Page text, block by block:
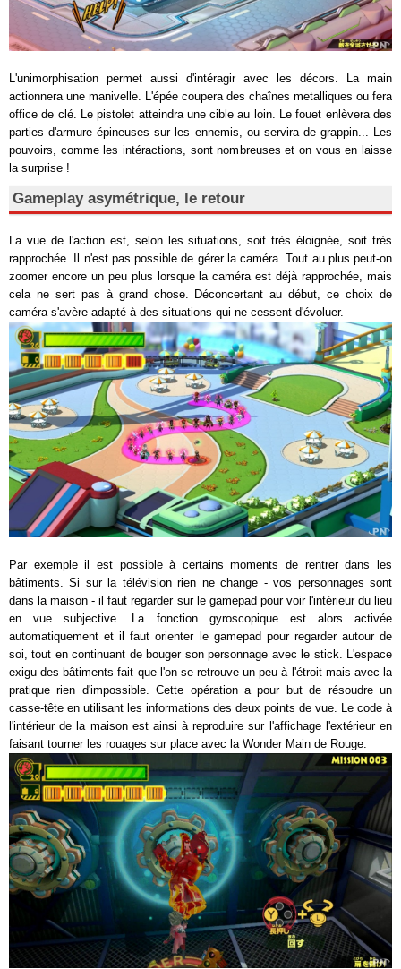
L'unimorphisation permet aussi d'intéragir avec les décors. La main
actionnera une manivelle. L'épée coupera des chaînes metalliques ou fera
office de clé. Le pistolet atteindra une cible au loin. Le fouet enlèvera des
parties d'armure épineuses sur les ennemis, ou servira de grappin... Les
pouvoirs, comme les intéractions, sont nombreuses et on vous en laisse
la surprise !
Gameplay asymétrique, le retour
La vue de l'action est, selon les situations, soit très éloignée, soit très
rapprochée. Il n'est pas possible de gérer la caméra. Tout au plus peut-on
zoomer encore un peu plus lorsque la caméra est déjà rapprochée, mais
cela ne sert pas à grand chose. Déconcertant au début, ce choix de
caméra s'avère adapté à des situations qui ne cessent d'évoluer.
Par exemple il est possible à certains moments de rentrer dans les
bâtiments. Si sur la télévision rien ne change - vos personnages sont
dans la maison - il faut regarder sur le gamepad pour voir l'intérieur du lieu
en vue subjective. La fonction gyroscopique est alors activée
automatiquement et il faut orienter le gamepad pour regarder autour de
soi, tout en continuant de bouger son personnage avec le stick. L'espace
exigu des bâtiments fait que l'on se retrouve un peu à l'étroit mais avec la
pratique rien d'impossible. Cette opération a pour but de résoudre un
casse-tête en utilisant les informations des deux points de vue. Le code à
l'intérieur de la maison est ainsi à reproduire sur l'affichage l'extérieur en
faisant tourner les rouages sur place avec la Wonder Main de Rouge.